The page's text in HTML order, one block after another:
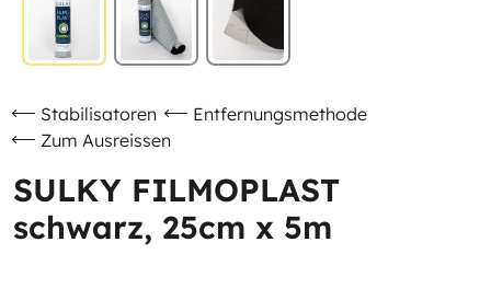
Stabilisatoren
Entfernungsmethode
Zum Ausreissen
SULKY FILMOPLAST
schwarz, 25cm x 5m